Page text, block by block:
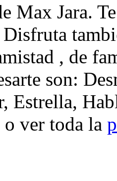
Max Jara.
, de
son:
ver toda la